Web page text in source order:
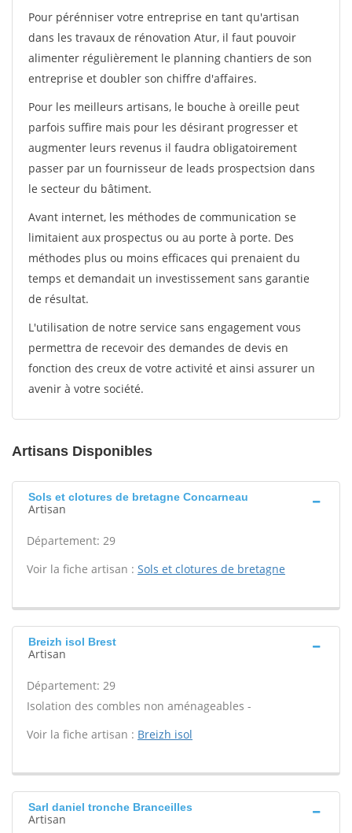
Pour pérénniser votre entreprise en tant qu'artisan
dans les travaux de rénovation Atur, il faut pouvoir
alimenter régulièrement le planning chantiers de son
entreprise et doubler son chiffre d'affaires.
Pour les meilleurs artisans, le bouche à oreille peut
parfois suffire mais pour les désirant progresser et
augmenter leurs revenus il faudra obligatoirement
passer par un fournisseur de leads prospectsion dans
le secteur du bâtiment.
Avant internet, les méthodes de communication se
limitaient aux prospectus ou au porte à porte. Des
méthodes plus ou moins efficaces qui prenaient du
temps et demandait un investissement sans garantie
de résultat.
L'utilisation de notre service sans engagement vous
permettra de recevoir des demandes de devis en
fonction des creux de votre activité et ainsi assurer un
avenir à votre société.
Artisans Disponibles
Sols et clotures de bretagne Concarneau
Artisan
Département: 29
Voir la fiche artisan : Sols et clotures de bretagne
Breizh isol Brest
Artisan
Département: 29
Isolation des combles non aménageables -
Voir la fiche artisan : Breizh isol
Sarl daniel tronche Branceilles
Artisan